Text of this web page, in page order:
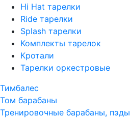
Hi Hat тарелки
Ride тарелки
Splash тарелки
Комплекты тарелок
Кротали
Тарелки оркестровые
Тимбалес
Том барабаны
Тренировочные барабаны, пэды